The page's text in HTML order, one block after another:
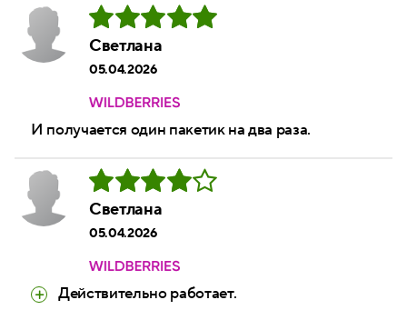
Светлана
05.04.2026
И получается один пакетик на два раза.
Светлана
05.04.2026
Действительно работает.